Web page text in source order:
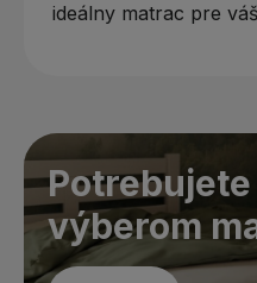
ideálny matrac pre
výberom